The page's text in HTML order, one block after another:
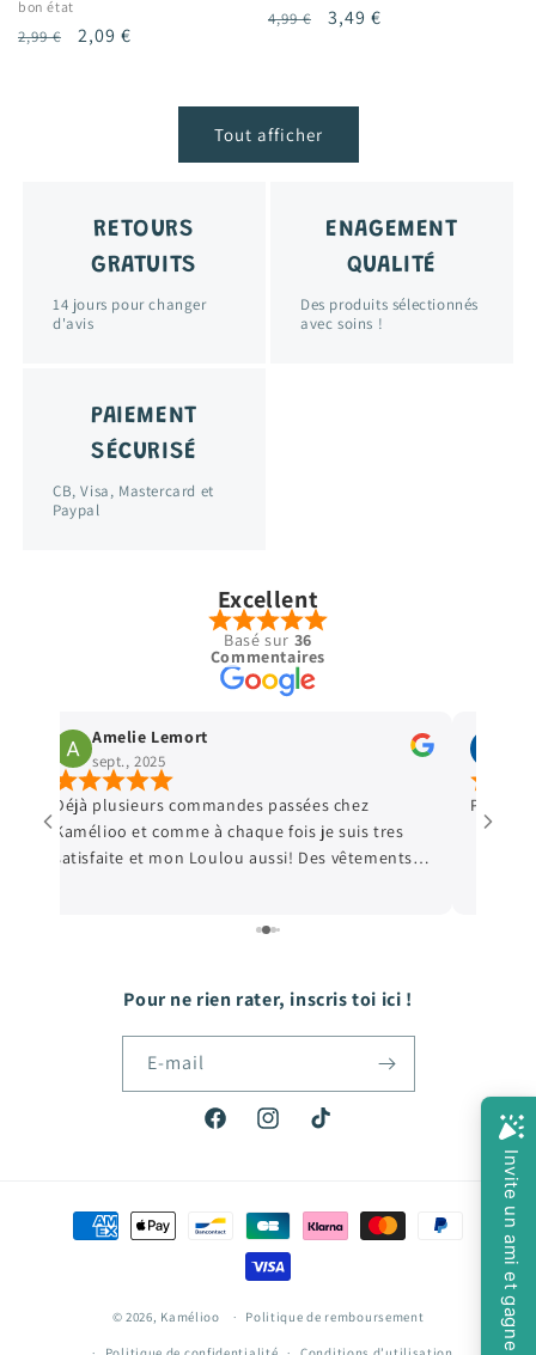
bon état
Prix
2,99 €
Prix
2,09 €
Prix
4,99 €
Prix
3,49 €
Tout afficher
RETOURS
GRATUITS
14 jours pour changer
d'avis
ENAGEMENT
QUALITÉ
Des produits sélectionnés
avec soins !
PAIEMENT
SÉCURISÉ
CB, Visa, Mastercard et
Paypal
Excellent
Basé sur 36
Commentaires
Amelie Lemort
sept., 2025
Déjà plusieurs commandes passées chez
Kamélioo et comme à chaque fois je suis tres
satisfaite et mon Loulou aussi! Des vêtements
vite! Hâte de passer ma prochaine commande!
Parfait
Pour ne rien rater, inscris toi ici !
E-mail
FacebookInstagramTikTok
Moyens
© 2026, Kamélioo Politique de remboursement